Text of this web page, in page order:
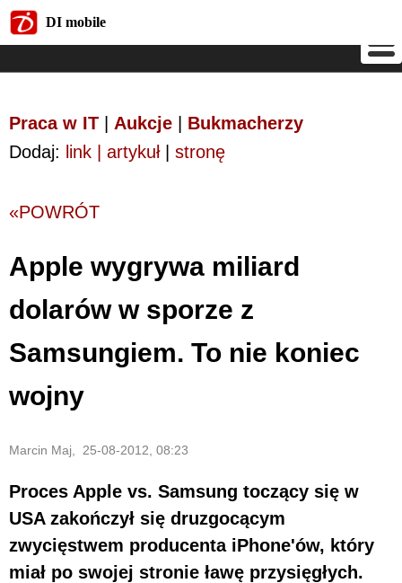
DI mobile
Praca w IT Aukcje
Bukmacherzy
Dodaj: link | artykuł| stronę
«POWRÓT
Apple wygrywa miliard
dolarów w sporze z
Samsungiem. To nie koniec
wojny
Marcin Maj, 25-08-2012, 08:23
Proces Apple vs. Samsung toczący się w
USA zakończył się druzgocącym
zwycięstwem producenta iPhone'ów, który
miał po swojej stronie ławę przysięgłych.
DI mobile